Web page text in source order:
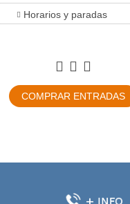
Horarios y paradas
COMPRAR ENTRADAS